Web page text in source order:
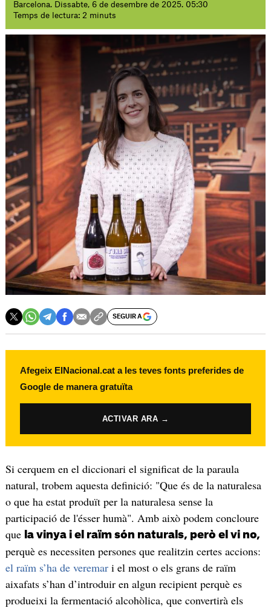
Barcelona. Dissabte, 6 de desembre de 2025. 05:30
Temps de lectura: 2 minuts
SEGUIR A
Afegeix ElNacional.cat a les teves fonts preferides de
Google de manera gratuïta
ACTIVAR ARA →
Si cerquem en el diccionari el significat de la paraula
natural, trobem aquesta definició: "Que és de la naturalesa
o que ha estat produït per la naturalesa sense la
participació de l'ésser humà". Amb això podem concloure
que la vinya i el raïm són naturals, però el vi no,
perquè es necessiten persones que realitzin certes accions:
el raïm s’ha de veremari el most o els grans de raïm
aixafats s’han d’introduir en algun recipient perquè es
produeixi la fermentació alcohòlica, que convertirà els